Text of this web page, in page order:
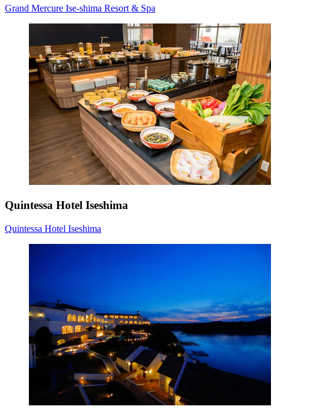
Grand Mercure Ise-shima Resort & Spa
Quintessa Hotel Iseshima
Quintessa Hotel Iseshima